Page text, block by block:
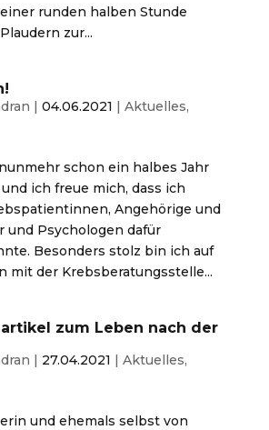
runden halben Stunde
zur...
| 04.06.2021 | Aktuelles,
schon ein halbes Jahr
ich freue mich, dass ich
Angehörige und
und Psychologen dafür
Besonders stolz bin ich auf
mit der Krebsberatungsstelle...
zum Leben nach der
| 27.04.2021 | Aktuelles,
und ehemals selbst von